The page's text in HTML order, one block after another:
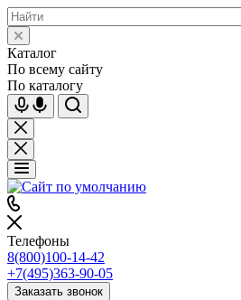
Каталог
По всему сайту
По каталогу
Телефоны
8(800)100-14-42
+7(495)363-90-05
Заказать звонок